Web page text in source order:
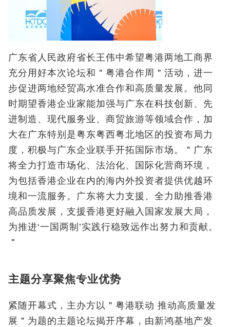
广东省人民政府省长王伟中希望粤港两地工商界
充分用好本次论坛和＂粤港合作周＂活动，进一
步促进两地经贸高水准合作和高质量发展。他同
时期望香港企业家能加强与广东在科技创新、先
进制造、现代服务业、商贸旅游等领域合作，加
大在广东特别是粤东粤西粤北地区的投资布局力
度，积极与广东企业联手开拓国际市场。＂广东
将全力打造市场化、法治化、国际化营商环境，
为包括香港企业在内的海内外投资者提供优越环
境和一流服务。广东将大力支援、全力助推香港
高品质发展，支援香港更好融入国家发展大局，
为推进‘一国两制’实践行稳致远作出努力和贡献。
＂
主题分享聚焦专业优势
紧随开幕式，主办方以＂粤港联动 推动高质量发
展＂为题的主题论坛揭开序幕，由新鸿基地产发